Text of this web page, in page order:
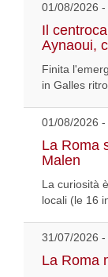
01/08/2026
Il
Aynaoui,
Finita
in Galles
01/08/2026
La Roma
Malen
La curiosità
locali (le 16
31/07/2026
La Roma